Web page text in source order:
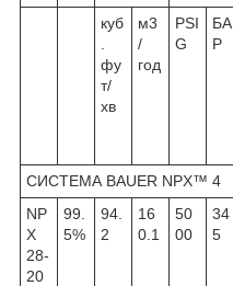
куб
фу
т/
хв
м3
/
год
PSI
G
БА
Р
СИСТЕМА BAUER NPX™ 4
NP
X
28-
20
99.
5%
94.
2
16
0.1
50
00
34
5